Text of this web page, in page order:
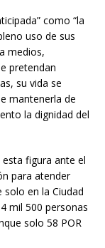
como “la
uso de sus
medios,
pretendan
su vida se
mantenerla de
la dignidad del
esta figura ante el
para atender
en la Ciudad
mil 500 personas
solo 58 POR